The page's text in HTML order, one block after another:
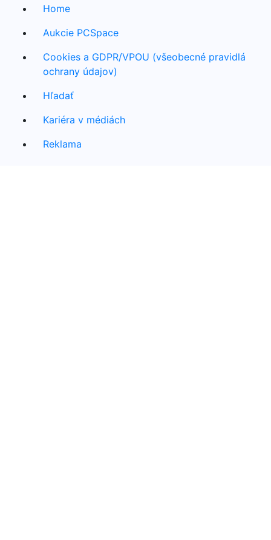
Home
Aukcie PCSpace
Cookies a GDPR/VPOU (všeobecné pravidlá
ochrany údajov)
Hľadať
Kariéra v médiách
Reklama